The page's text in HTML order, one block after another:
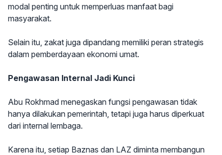
modal penting untuk memperluas manfaat bagi
masyarakat.
Selain itu, zakat juga dipandang memiliki peran strategis
dalam pemberdayaan ekonomi umat.
Pengawasan Internal Jadi Kunci
Abu Rokhmad menegaskan fungsi pengawasan tidak
hanya dilakukan pemerintah, tetapi juga harus diperkuat
dari internal lembaga.
Karena itu, setiap Baznas dan LAZ diminta membangun